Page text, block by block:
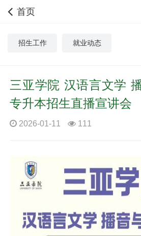
首页
招生工作 就业动态
三亚学院 汉语言文学
专升本招生直播宣讲会
2026-01-11 111